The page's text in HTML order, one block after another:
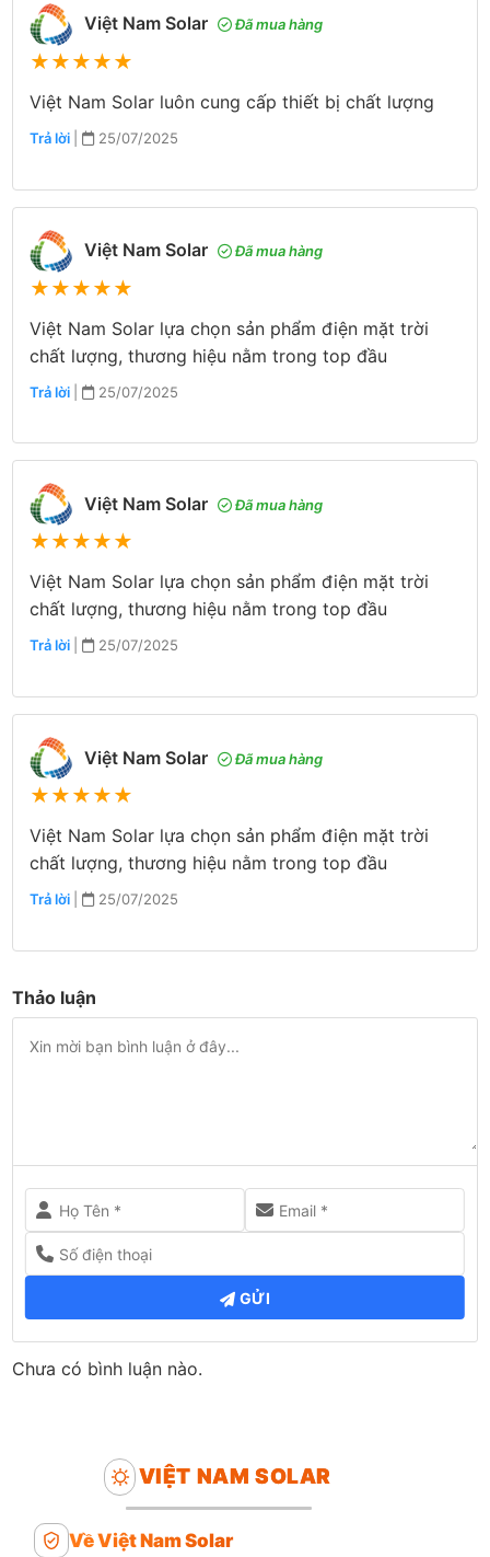
Việt Nam Solar Đã mua hàng
★★★★★
Việt Nam Solar luôn cung cấp thiết bị chất lượng
Trả lời | 25/07/2025
Việt Nam Solar Đã mua hàng
★★★★★
Việt Nam Solar lựa chọn sản phẩm điện mặt trời
chất lượng, thương hiệu nằm trong top đầu
Trả lời | 25/07/2025
Việt Nam Solar Đã mua hàng
★★★★★
Việt Nam Solar lựa chọn sản phẩm điện mặt trời
chất lượng, thương hiệu nằm trong top đầu
Trả lời | 25/07/2025
Việt Nam Solar Đã mua hàng
★★★★★
Việt Nam Solar lựa chọn sản phẩm điện mặt trời
chất lượng, thương hiệu nằm trong top đầu
Trả lời | 25/07/2025
Thảo luận
GỬI
Chưa có bình luận nào.
VIỆT NAM SOLAR
Về Việt Nam Solar